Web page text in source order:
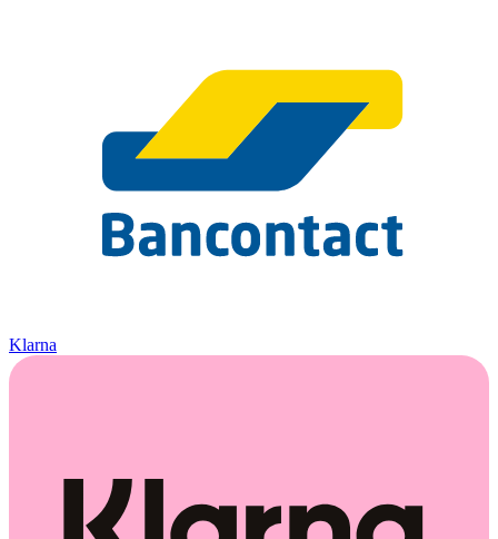
Klarna